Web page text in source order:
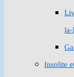
la-
Insolite